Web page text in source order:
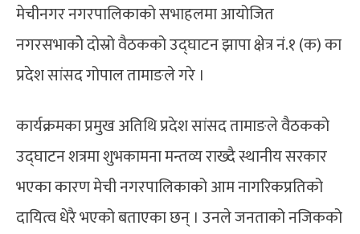
मेचीनगर नगरपालिकाको सभाहलमा आयोजित
नगरसभाकोे दोस्रो वैठकको उद्घाटन झापा क्षेत्र नं.१ (क) का
प्रदेश सांसद गोपाल तामाङले गरे ।
कार्यक्रमका प्रमुख अतिथि प्रदेश सांसद तामाङले वैठकको
उद्घाटन शत्रमा शुभकामना मन्तव्य राख्दै स्थानीय सरकार
भएका कारण मेची नगरपालिकाको आम नागरिकप्रतिको
दायित्व धेरै भएको बताएका छन् । उनले जनताको नजिकको